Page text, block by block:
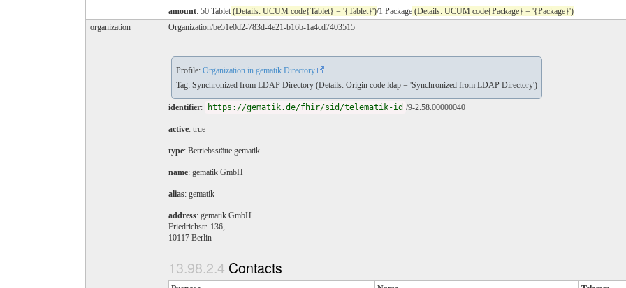
amount: 50 Tablet (Details: UCUM code{Tablet} = '{Tablet}')/1 Package (Details: UCUM code{Package} = '{Package}')
organization
Organization/be51e0d2-783d-4e21-b16b-1a4cd7403515
Profile: Organization in gematik Directory
Tag: Synchronized from LDAP Directory (Details: Origin code ldap = 'Synchronized from LDAP Directory')
identifier: https://gematik.de/fhir/sid/telematik-id /9-2.58.00000040
active: true
type: Betriebsstätte gematik
name: gematik GmbH
alias: gematik
address: gematik GmbH
Friedrichstr. 136,
10117 Berlin
Contacts